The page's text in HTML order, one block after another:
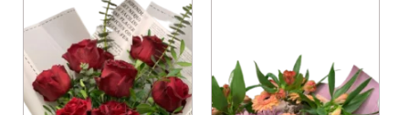
produkt
wiele
wariantów.
Opcje
wiele
wariantów.
Opcje